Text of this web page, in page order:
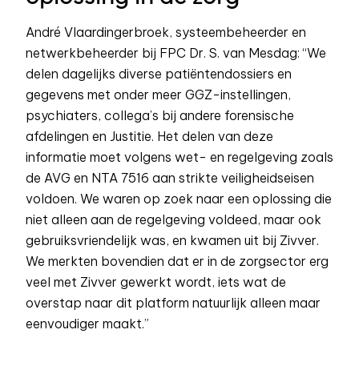
André Vlaardingerbroek, systeembeheerder en
netwerkbeheerder bij FPC Dr. S. van Mesdag: “We
delen dagelijks diverse patiëntendossiers en
gegevens met onder meer GGZ-instellingen,
psychiaters, collega’s bij andere forensische
afdelingen en Justitie. Het delen van deze
informatie moet volgens wet- en regelgeving zoals
de AVG en NTA 7516 aan strikte veiligheidseisen
voldoen. We waren op zoek naar een oplossing die
niet alleen aan de regelgeving voldeed, maar ook
gebruiksvriendelijk was, en kwamen uit bij Zivver.
We merkten bovendien dat er in de zorgsector erg
veel met Zivver gewerkt wordt, iets wat de
overstap naar dit platform natuurlijk alleen maar
eenvoudiger maakt.”